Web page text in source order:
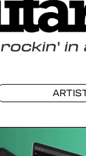
rockin' in